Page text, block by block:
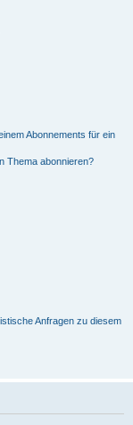
Abonnements für ein
Thema abonnieren?
Anfragen zu diesem